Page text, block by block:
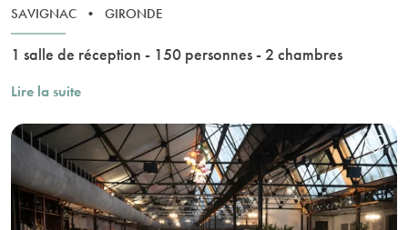
SAVIGNAC • GIRONDE
1 salle de réception - 150 personnes - 2 chambres
Lire la suite